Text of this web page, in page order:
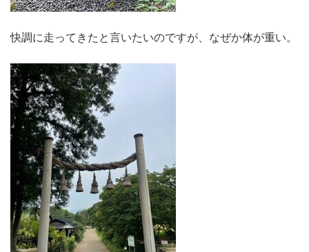
快調に走ってきたと言いたいのですが、なぜか体が重い。